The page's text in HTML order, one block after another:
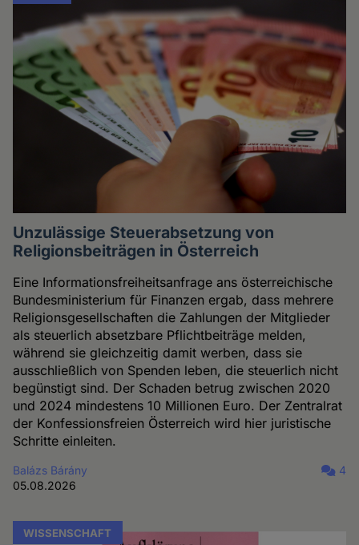
Unzulässige Steuerabsetzung von
Religionsbeiträgen in Österreich
Eine Informationsfreiheitsanfrage ans österreichische
Bundesministerium für Finanzen ergab, dass mehrere
Religionsgesellschaften die Zahlungen der Mitglieder
als steuerlich absetzbare Pflichtbeiträge melden,
während sie gleichzeitig damit werben, dass sie
ausschließlich von Spenden leben, die steuerlich nicht
begünstigt sind. Der Schaden betrug zwischen 2020
und 2024 mindestens 10 Millionen Euro. Der Zentralrat
der Konfessionsfreien Österreich wird hier juristische
Schritte einleiten.
Balázs Bárány
05.08.2026
4
WISSENSCHAFT